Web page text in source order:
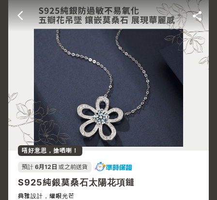
唔好意思，搶哂喇！
預計 6月12日 或之前送貨
S925純銀莫桑石太陽花項鏈
典雅設計，耀眼光芒